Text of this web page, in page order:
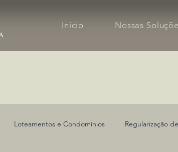
Início Nossas
Loteamentos e Condomínios Regularização